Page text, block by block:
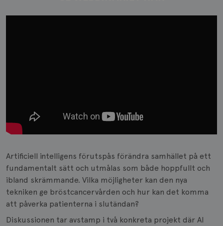
Artificiell intelligens förutspås förändra samhället på ett
fundamentalt sätt och utmålas som både hoppfullt och
ibland skrämmande. Vilka möjligheter kan den nya
tekniken ge bröstcancervården och hur kan det komma
att påverka patienterna i slutändan?
Diskussionen tar avstamp i två konkreta projekt där AI